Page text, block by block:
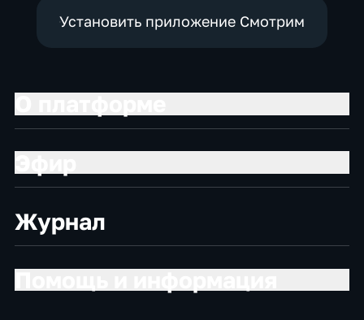
Установить приложение Смотрим
Журнал